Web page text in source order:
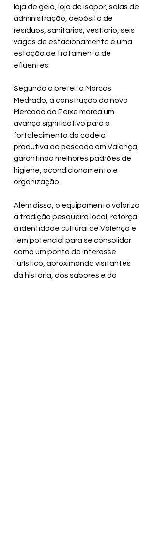
loja de gelo, loja de isopor, salas de
administração, depósito de
resíduos, sanitários, vestiário, seis
vagas de estacionamento e uma
estação de tratamento de
efluentes.
Segundo o prefeito Marcos
Medrado, a construção do novo
Mercado do Peixe marca um
avanço significativo para o
fortalecimento da cadeia
produtiva do pescado em Valença,
garantindo melhores padrões de
higiene, acondicionamento e
organização.
Além disso, o equipamento valoriza
a tradição pesqueira local, reforça
a identidade cultural de Valença e
tem potencial para se consolidar
como um ponto de interesse
turístico, aproximando visitantes
da história, dos sabores e da